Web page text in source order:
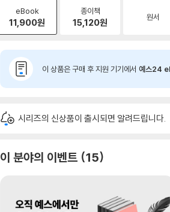
eBook
11,900원
종이책
15,120원 원서
이 상품은 구매 후 지원 기기에서 예스24
시리즈의 신상품이 출시되면 알려드립니다.
이 분야의 이벤트 15